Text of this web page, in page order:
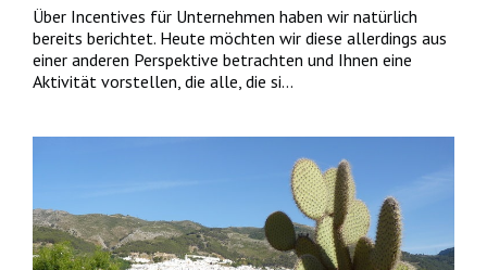
Über Incentives für Unternehmen haben wir natürlich
bereits berichtet. Heute möchten wir diese allerdings aus
einer anderen Perspektive betrachten und Ihnen eine
Aktivität vorstellen, die alle, die si...